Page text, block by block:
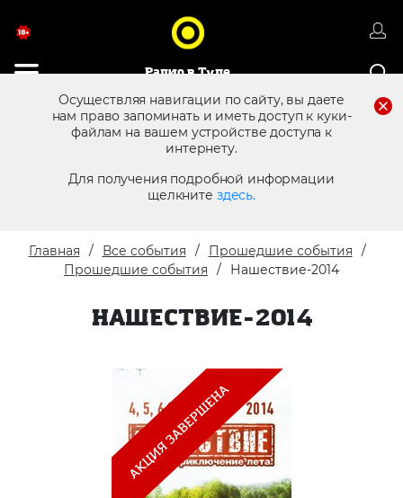
Радио в Туле
Осуществляя навигации по сайту, вы даете
нам право запоминать и иметь доступ к куки-
файлам на вашем устройстве доступа к
интернету.
Для получения подробной информации
щелкните здесь.
8 (4872) 250 470 Реклама в эфире
Главная Все события
Прошедшие события
Прошедшие события
Нашествие-2014
НАШЕСТВИЕ-2014